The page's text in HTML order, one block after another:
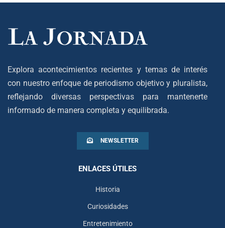
Explora acontecimientos recientes y temas de interés
con nuestro enfoque de periodismo objetivo y pluralista,
reflejando diversas perspectivas para mantenerte
informado de manera completa y equilibrada.
NEWSLETTER
ENLACES ÚTILES
Historia
Curiosidades
Entretenimiento